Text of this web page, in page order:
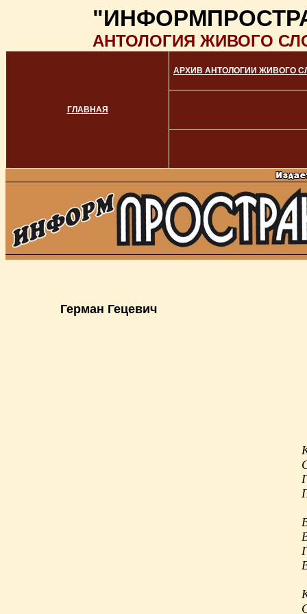
АНТОЛОГИЯ ЖИВОГО
ГЛАВНАЯ
АРХИВ АНТОЛОГИИ ЖИВОГО
Герман Гецевич